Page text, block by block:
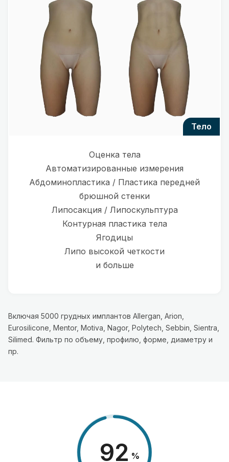
тело
Оценка тела
Автоматизированные измерения
Абдоминопластика / Пластика передней
брюшной стенки
Липосакция / Липоскульптура
Контурная пластика тела
Ягодицы
Липо высокой четкости
и больше
Включая 5000 грудных имплантов Allergan, Arion,
Eurosilicone, Mentor, Motiva, Nagor, Polytech, Sebbin, Sientra,
Silimed. Фильтр по объему, профилю, форме, диаметру и
пр.
98 %